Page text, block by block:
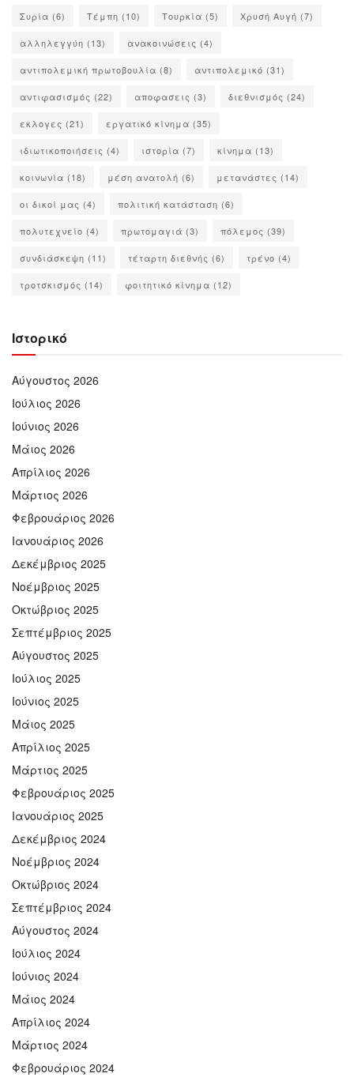
Συρία (6) Τέμπη (10) Τουρκία (5) Χρυσή Αυγή (7)
αλληλεγγύη (13) ανακοινώσεις (4)
αντιπολεμική πρωτοβουλία (8) αντιπολεμικό (31)
αντιφασισμός (22) αποφασεις (3) διεθνισμός (24)
εκλογες (21) εργατικό κίνημα (35)
ιδιωτικοποιήσεις (4) ιστορία (7) κίνημα (13)
κοινωνία (18) μέση ανατολή (6) μετανάστες (14)
οι δικοί μας (4) πολιτική κατάσταση (6)
πολυτεχνείο (4) πρωτομαγιά (3) πόλεμος (39)
συνδιάσκεψη (11) τέταρτη διεθνής (6) τρένο (4)
τροτσκισμός (14) φοιτητικό κίνημα (12)
Ιστορικό
Αύγουστος 2026
Ιούλιος 2026
Ιούνιος 2026
Μάιος 2026
Απρίλιος 2026
Μάρτιος 2026
Φεβρουάριος 2026
Ιανουάριος 2026
Δεκέμβριος 2025
Νοέμβριος 2025
Οκτώβριος 2025
Σεπτέμβριος 2025
Αύγουστος 2025
Ιούλιος 2025
Ιούνιος 2025
Μάιος 2025
Απρίλιος 2025
Μάρτιος 2025
Φεβρουάριος 2025
Ιανουάριος 2025
Δεκέμβριος 2024
Νοέμβριος 2024
Οκτώβριος 2024
Σεπτέμβριος 2024
Αύγουστος 2024
Ιούλιος 2024
Ιούνιος 2024
Μάιος 2024
Απρίλιος 2024
Μάρτιος 2024
Φεβρουάριος 2024